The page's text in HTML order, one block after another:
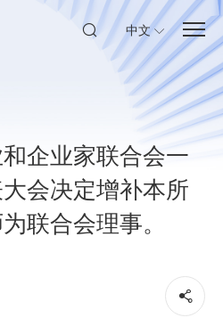
中文
企业家联合会一
会决定增补本所
联合会理事。